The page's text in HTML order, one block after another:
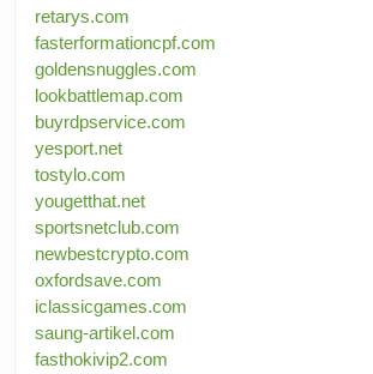
retarys.com
fasterformationcpf.com
goldensnuggles.com
lookbattlemap.com
buyrdpservice.com
yesport.net
tostylo.com
yougetthat.net
sportsnetclub.com
newbestcrypto.com
oxfordsave.com
iclassicgames.com
saung-artikel.com
fasthokivip2.com